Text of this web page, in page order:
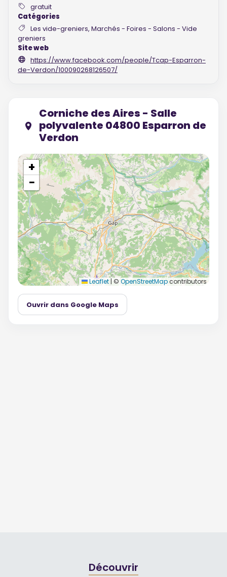
gratuit
Catégories
Les vide-greniers, Marchés - Foires - Salons - Vide
greniers
Site web
https://www.facebook.com/people/Tcap-Esparron-
de-Verdon/100090268126507/
Corniche des Aires - Salle
polyvalente 04800 Esparron de
Verdon
+
−
Leaflet | © OpenStreetMapcontributors
Ouvrir dans Google Maps
Découvrir